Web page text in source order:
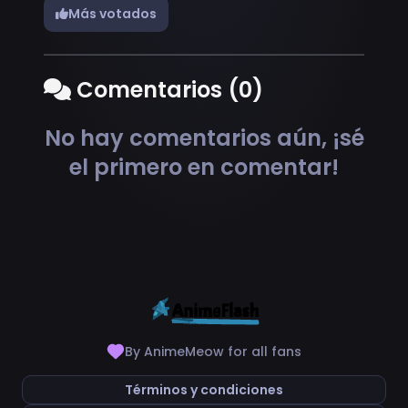
Más votados
Comentarios (0)
No hay comentarios aún, ¡sé
el primero en comentar!
By AnimeMeow for all fans
Términos y condiciones